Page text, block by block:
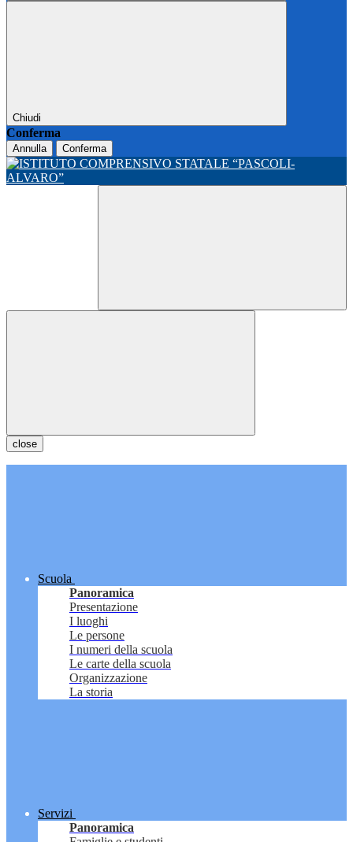
Chiudi
Conferma
Annulla Conferma
close
Scuola
Panoramica
Presentazione
I luoghi
Le persone
I numeri della scuola
Le carte della scuola
Organizzazione
La storia
Servizi
Panoramica